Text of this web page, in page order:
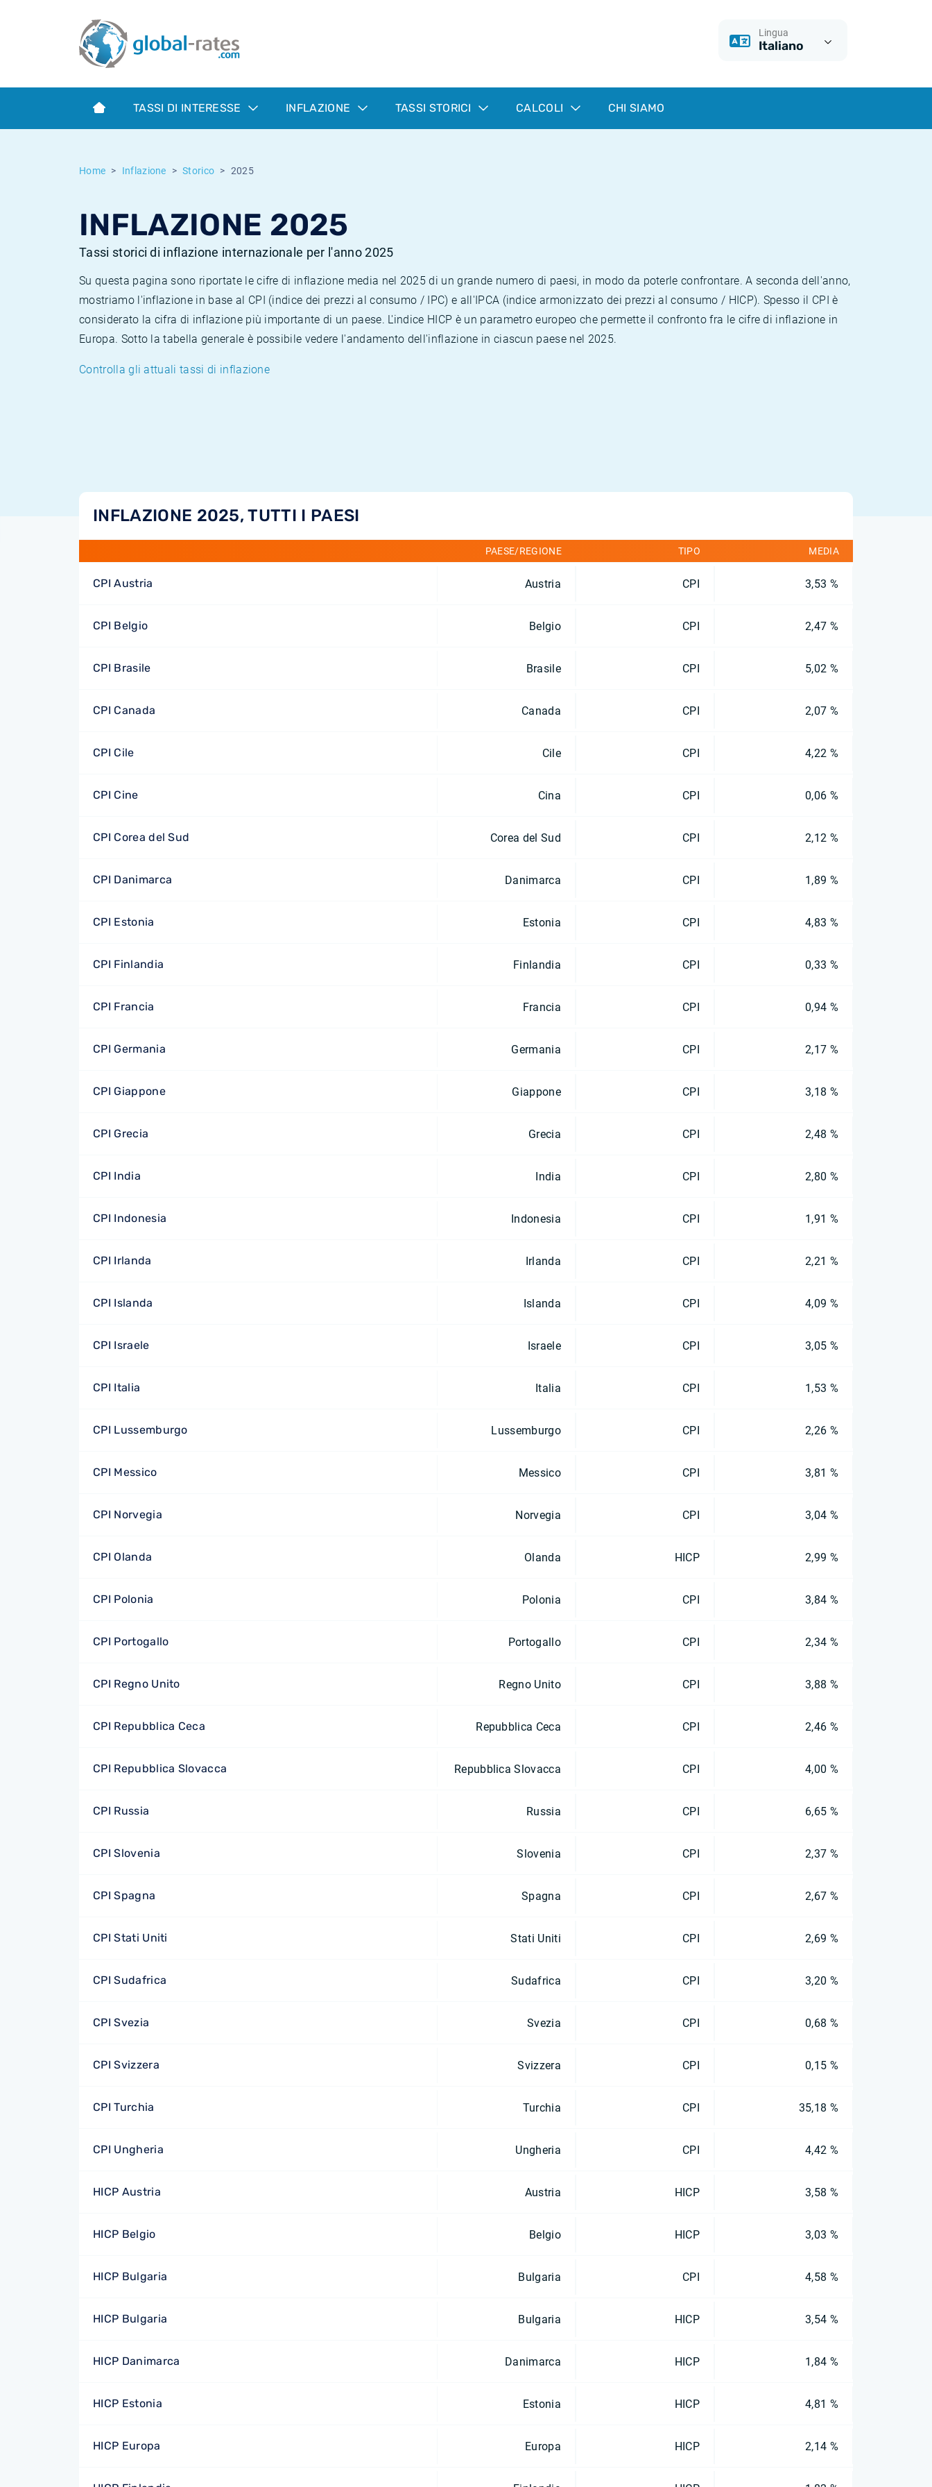
Lingua
Italiano
TASSI DI INTERESSE INFLAZIONE TASSI STORICI CALCOLI CHI SIAMO
Home Inflazione Storico 2025
INFLAZIONE 2025
Tassi storici di inflazione internazionale per l'anno 2025
Su questa pagina sono riportate le cifre di inflazione media nel 2025 di un grande numero di paesi, in modo da poterle confrontare. A seconda dell'anno,
mostriamo l'inflazione in base al CPI (indice dei prezzi al consumo / IPC) e all'IPCA (indice armonizzato dei prezzi al consumo / HICP). Spesso il CPI è
considerato la cifra di inflazione più importante di un paese. L'indice HICP è un parametro europeo che permette il confronto fra le cifre di inflazione in
Europa. Sotto la tabella generale è possibile vedere l'andamento dell'inflazione in ciascun paese nel 2025.
Controlla gli attuali tassi di inflazione
INFLAZIONE 2025, TUTTI I PAESI
PAESE/REGIONE TIPO MEDIA
CPI Austria Austria CPI 3,53 %
CPI Belgio Belgio CPI 2,47 %
CPI Brasile Brasile CPI 5,02 %
CPI Canada Canada CPI 2,07 %
CPI Cile Cile CPI 4,22 %
CPI Cine Cina CPI 0,06 %
CPI Corea del Sud Corea del Sud CPI 2,12 %
CPI Danimarca Danimarca CPI 1,89 %
CPI Estonia Estonia CPI 4,83 %
CPI Finlandia Finlandia CPI 0,33 %
CPI Francia Francia CPI 0,94 %
CPI Germania Germania CPI 2,17 %
CPI Giappone Giappone CPI 3,18 %
CPI Grecia Grecia CPI 2,48 %
CPI India India CPI 2,80 %
CPI Indonesia Indonesia CPI 1,91 %
CPI Irlanda Irlanda CPI 2,21 %
CPI Islanda Islanda CPI 4,09 %
CPI Israele Israele CPI 3,05 %
CPI Italia Italia CPI 1,53 %
CPI Lussemburgo Lussemburgo CPI 2,26 %
CPI Messico Messico CPI 3,81 %
CPI Norvegia Norvegia CPI 3,04 %
CPI Olanda Olanda HICP 2,99 %
CPI Polonia Polonia CPI 3,84 %
CPI Portogallo Portogallo CPI 2,34 %
CPI Regno Unito Regno Unito CPI 3,88 %
CPI Repubblica Ceca Repubblica Ceca CPI 2,46 %
CPI Repubblica Slovacca Repubblica Slovacca CPI 4,00 %
CPI Russia Russia CPI 6,65 %
CPI Slovenia Slovenia CPI 2,37 %
CPI Spagna Spagna CPI 2,67 %
CPI Stati Uniti Stati Uniti CPI 2,69 %
CPI Sudafrica Sudafrica CPI 3,20 %
CPI Svezia Svezia CPI 0,68 %
CPI Svizzera Svizzera CPI 0,15 %
CPI Turchia Turchia CPI 35,18 %
CPI Ungheria Ungheria CPI 4,42 %
HICP Austria Austria HICP 3,58 %
HICP Belgio Belgio HICP 3,03 %
HICP Bulgaria Bulgaria CPI 4,58 %
HICP Bulgaria Bulgaria HICP 3,54 %
HICP Danimarca Danimarca HICP 1,84 %
HICP Estonia Estonia HICP 4,81 %
HICP Europa Europa HICP 2,14 %
Term SOFR
Cos'è l'inflazione CPI?
Cos'è l'inflazione HICP?
Inflazione Svizzera
Tassi storici Euribor
Tassi storici di ESTER
Tassi di inflazione storici
Calcolatore dell’inflazione